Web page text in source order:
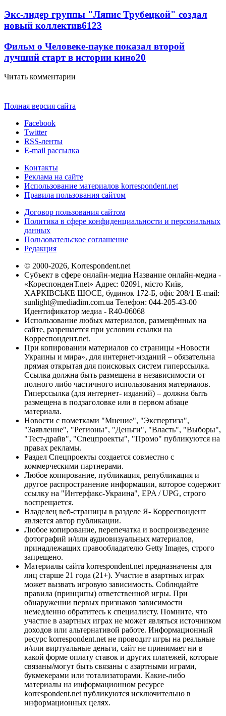
Экс-лидер группы "Ляпис Трубецкой" создал
новый коллектив6123
Фильм о Человеке-пауке показал второй
лучший старт в истории кино20
Читать комментарии
Полная версия сайта
Facebook
Twitter
RSS-ленты
E-mail рассылка
Контакты
Реклама на сайте
Использование материалов korrespondent.net
Правила пользования сайтом
Договор пользования сайтом
Политика в сфере конфиденциальности и персональных
данных
Пользовательское соглашение
Редакция
© 2000-2026, Korrespondent.net
Субъект в сфере онлайн-медиа Название онлайн-медиа -
«КореспонденТ.net» Адрес: 02091, місто Київ,
ХАРКІВСЬКЕ ШОСЕ, будинок 172-Б, офіс 208/1 E-mail:
sunlight@mediadim.com.ua Телефон: 044-205-43-00
Идентификатор медиа - R40-06068
Использование любых материалов, размещённых на
сайте, разрешается при условии ссылки на
Корреспондент.net.
При копировании материалов со страницы «Новости
Украины и мира», для интернет-изданий – обязательна
прямая открытая для поисковых систем гиперссылка.
Ссылка должна быть размещена в независимости от
полного либо частичного использования материалов.
Гиперссылка (для интернет- изданий) – должна быть
размещена в подзаголовке или в первом абзаце
материала.
Новости с пометками "Мнение", "Экспертиза",
"Заявление", "Регионы", "Деньги", "Власть", "Выборы",
"Тест-драйв", "Спецпроекты", "Промо" публикуются на
правах рекламы.
Раздел Спецпроекты создается совместно с
коммерческими партнерами.
Любое копирование, публикация, републикация и
другое распространение информации, которое содержит
ссылку на "Интерфакс-Украина", EPA / UPG, строго
воспрещается.
Владелец веб-страницы в разделе Я- Корреспондент
является автор публикации.
Любое копирование, перепечатка и воспроизведение
фотографий и/или аудиовизуальных материалов,
принадлежащих правообладателю Getty Images, строго
запрещено.
Материалы сайта korrespondent.net предназначены для
лиц старше 21 года (21+). Участие в азартных играх
может вызвать игровую зависимость. Соблюдайте
правила (принципы) ответственной игры. При
обнаружении первых признаков зависимости
немедленно обратитесь к специалисту. Помните, что
участие в азартных играх не может являться источником
доходов или альтернативой работе. Информационный
ресурс korrespondent.net не проводит игры на реальные
и/или виртуальные деньги, сайт не принимает ни в
какой форме оплату ставок и других платежей, которые
связаны/могут быть связаны с азартными играми,
букмекерами или тотализаторами. Какие-либо
материалы на информационном ресурсе
korrespondent.net публикуются исключительно в
информационных целях.